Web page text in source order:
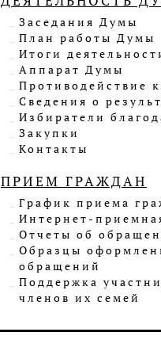
Заседания Думы
План работы Думы
Итоги
Аппарат Думы
Противодействие
Сведения о
Избиратели
Закупки
Контакты
ПРИЕМ ГРАЖДАН
График приема
Интернет-
Отчеты об
Образцы
обращений
Поддержка
членов их семей